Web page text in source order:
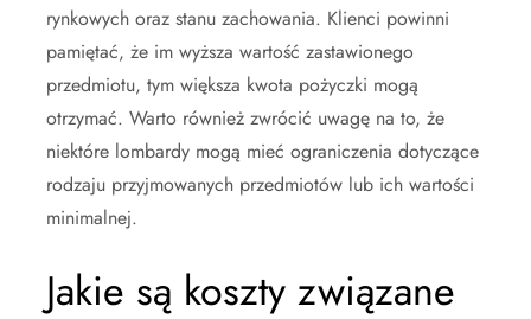
rynkowych oraz stanu zachowania. Klienci powinni
pamiętać, że im wyższa wartość zastawionego
przedmiotu, tym większa kwota pożyczki mogą
otrzymać. Warto również zwrócić uwagę na to, że
niektóre lombardy mogą mieć ograniczenia dotyczące
rodzaju przyjmowanych przedmiotów lub ich wartości
minimalnej.
Jakie są koszty związane